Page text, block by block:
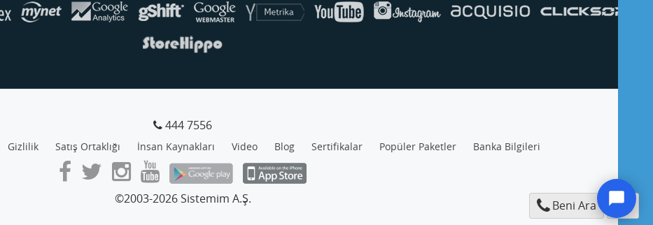
444 7556
Gizlilik Satış Ortaklığı İnsan Kaynakları Video Blog Sertifikalar Popüler Paketler Banka Bilgileri
©2003-2026 Sistemim A.Ş. Beni Ara